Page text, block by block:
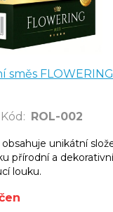
směs
Kód : ROL-002
unikátní
přírodní a
louku.